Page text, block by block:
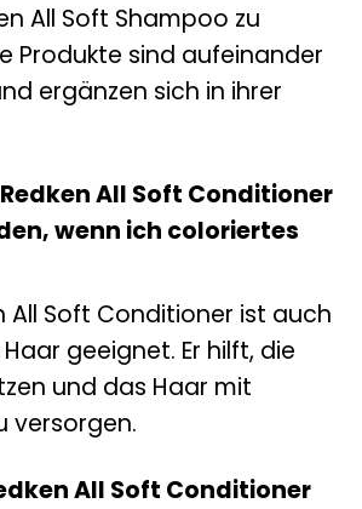
All Soft Shampoo zu
Produkte sind aufeinander
ergänzen sich in ihrer
All Soft Conditioner
wenn ich coloriertes
All Soft Conditioner ist auch
geeignet. Er hilft, die
und das Haar mit
versorgen.
All Soft Conditioner